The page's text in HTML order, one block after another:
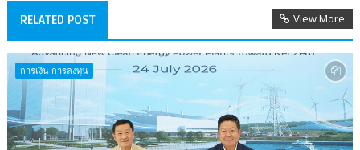
RELATED POST View More
การเงิน การลงทุน